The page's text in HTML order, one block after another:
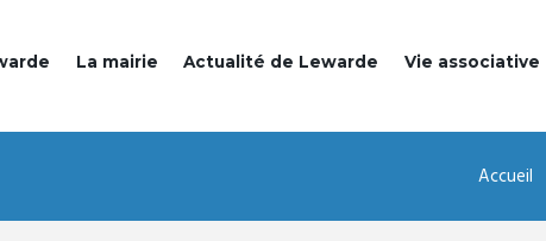
La mairie Actualité de Lewarde Vie associative
Accueil